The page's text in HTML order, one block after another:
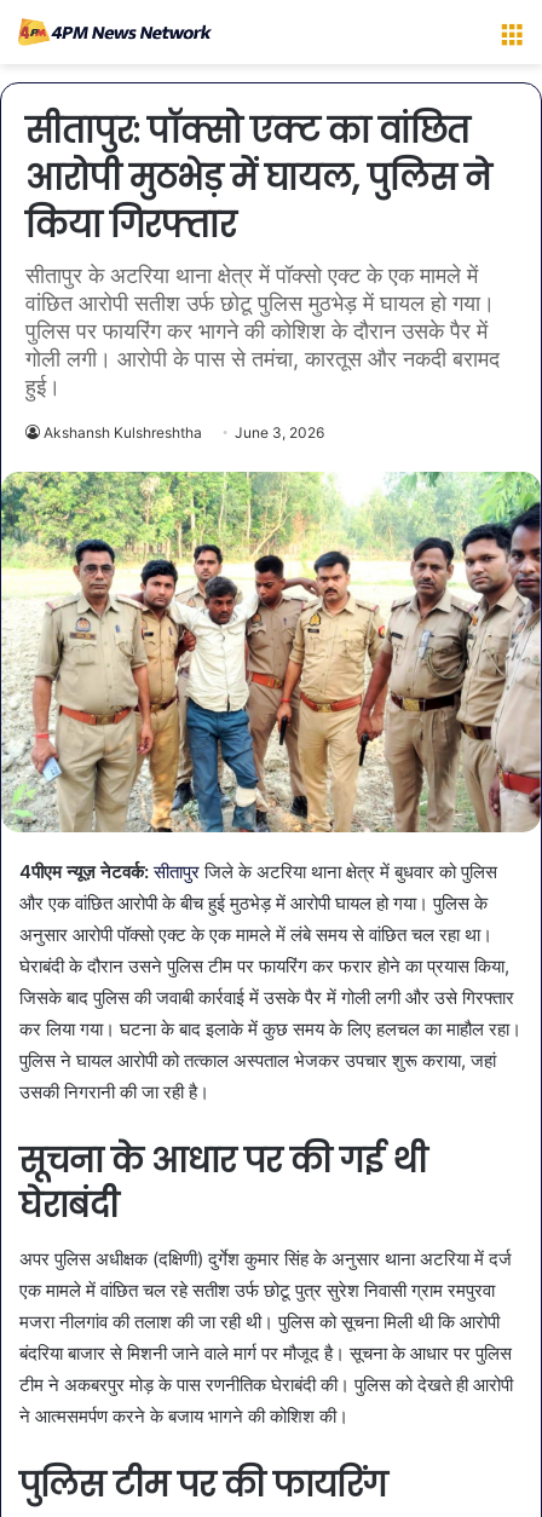
सीतापुर: पॉक्सो एक्ट का वांछित
आरोपी मुठभेड़ में घायल, पुलिस ने
किया गिरफ्तार
सीतापुर के अटरिया थाना क्षेत्र में पॉक्सो एक्ट के एक मामले में
वांछित आरोपी सतीश उर्फ छोटू पुलिस मुठभेड़ में घायल हो गया।
पुलिस पर फायरिंग कर भागने की कोशिश के दौरान उसके पैर में
गोली लगी। आरोपी के पास से तमंचा, कारतूस और नकदी बरामद
हुई।
Akshansh Kulshreshtha June 3, 2026
4पीएम न्यूज़ नेटवर्क:सीतापुरजिले के अटरिया थाना क्षेत्र में बुधवार को पुलिस
और एक वांछित आरोपी के बीच हुई मुठभेड़ में आरोपी घायल हो गया। पुलिस के
अनुसार आरोपी पॉक्सो एक्ट के एक मामले में लंबे समय से वांछित चल रहा था।
घेराबंदी के दौरान उसने पुलिस टीम पर फायरिंग कर फरार होने का प्रयास किया,
जिसके बाद पुलिस की जवाबी कार्रवाई में उसके पैर में गोली लगी और उसे गिरफ्तार
कर लिया गया। घटना के बाद इलाके में कुछ समय के लिए हलचल का माहौल रहा।
पुलिस ने घायल आरोपी को तत्काल अस्पताल भेजकर उपचार शुरू कराया, जहां
उसकी निगरानी की जा रही है।
सूचना के आधार पर की गई थी
घेराबंदी
अपर पुलिस अधीक्षक (दक्षिणी) दुर्गेश कुमार सिंह के अनुसार थाना अटरिया में दर्ज
एक मामले में वांछित चल रहे सतीश उर्फ छोटू पुत्र सुरेश निवासी ग्राम रमपुरवा
मजरा नीलगांव की तलाश की जा रही थी। पुलिस को सूचना मिली थी कि आरोपी
बंदरिया बाजार से मिशनी जाने वाले मार्ग पर मौजूद है। सूचना के आधार पर पुलिस
टीम ने अकबरपुर मोड़ के पास रणनीतिक घेराबंदी की। पुलिस को देखते ही आरोपी
ने आत्मसमर्पण करने के बजाय भागने की कोशिश की।
पुलिस टीम पर की फायरिंग